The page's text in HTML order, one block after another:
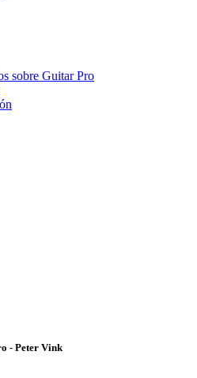
sobre Guitar Pro
- Peter Vink